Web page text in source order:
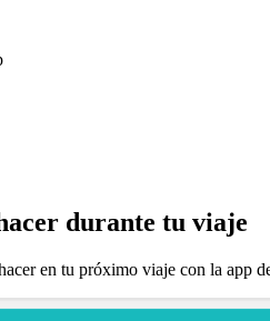
durante tu viaje
en tu próximo viaje con la app